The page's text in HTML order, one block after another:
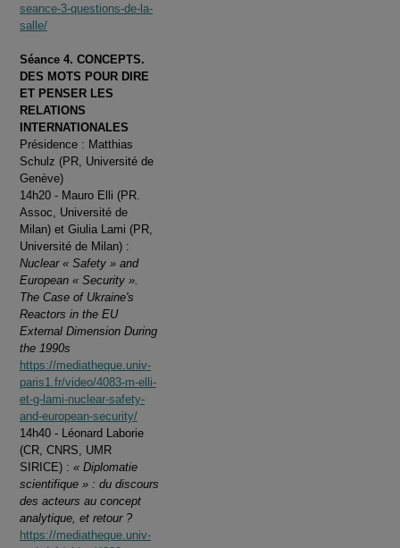
seance-3-questions-de-la-
salle/
Séance 4. CONCEPTS.
DES MOTS POUR DIRE
ET PENSER LES
RELATIONS
INTERNATIONALES
Présidence : Matthias
Schulz (PR, Université de
Genève)
14h20 - Mauro Elli (PR.
Assoc, Université de
Milan) et Giulia Lami (PR,
Université de Milan) :
Nuclear « Safety » and
European « Security ».
The Case of Ukraine's
Reactors in the EU
External Dimension During
the 1990s
https://mediatheque.univ-
paris1.fr/video/4083-m-elli-
et-g-lami-nuclear-safety-
and-european-security/
14h40 - Léonard Laborie
(CR, CNRS, UMR
SIRICE) : « Diplomatie
scientifique » : du discours
des acteurs au concept
analytique, et retour ?
https://mediatheque.univ-